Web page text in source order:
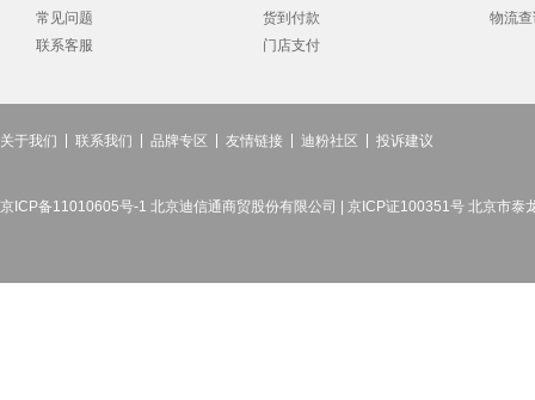
常见问题
联系客服
货到付款
门店支付
物流
关于我们 联系我们 品牌专区 友情链接 迪粉社区 投诉建议
京ICP备11010605号-1 北京迪信通商贸股份有限公司 | 京ICP证100351号 北京市泰